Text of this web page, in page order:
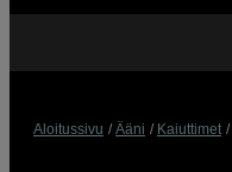
Aloitussivu Ääni Kaiuttimet